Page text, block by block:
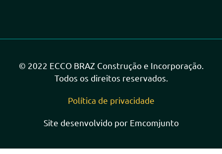
© 2022 ECCO BRAZ Construção e Incorporação.
Todos os direitos reservados.
Política de privacidade
Site desenvolvido por Emcomjunto